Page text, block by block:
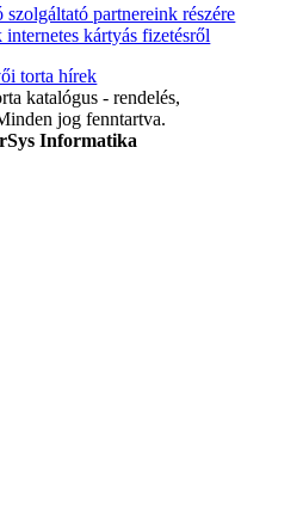
partnereink részére
kártyás fizetésről
torta hírek
katalógus - rendelés,
jog fenntartva.
Informatika